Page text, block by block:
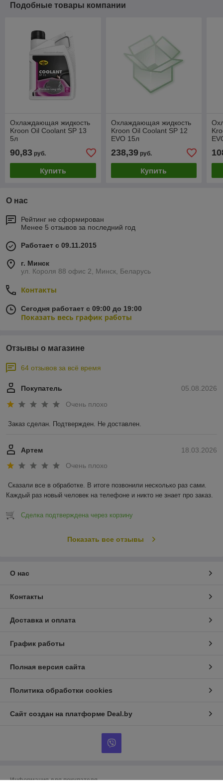
Подобные товары компании
Охлаждающая жидкость
Kroon Oil Coolant SP 13
5л
90,83 руб.
Купить
Охлаждающая жидкость
Kroon Oil Coolant SP 12
EVO 15л
238,39руб.
Купить
О нас
Рейтинг не сформирован
Менее 5 отзывов за последний год
Работает с 09.11.2015
г. Минск
ул. Короля 88 офис 2, Минск, Беларусь
Контакты
Сегодня работает с 09:00 до 19:00
Показать весь график работы
Отзывы о магазине
64 отзывов за всё время
05.08.2026
Покупатель
Очень плохо
Заказ сделан. Подтвержден. Не доставлен.
18.03.2026
Артем
Очень плохо
Сказали все в обработке. В итоге позвонили несколько раз сами.
Каждый раз новый человек на телефоне и никто не знает про заказ.
Сделка подтверждена через корзину
Показать все отзывы
О нас
Контакты
Доставка и оплата
График работы
Полная версия сайта
Политика обработки cookies
Сайт создан на платформе Deal.by
Информация для покупателя